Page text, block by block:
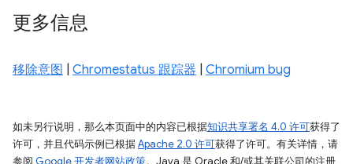
更多信息
移除意图 Chromestatus 跟踪器 Chromium bug
如未另行说明，那么本页面中的内容已根据知识共享署名 4.0 许可获得了
许可，并且代码示例已根据Apache 2.0 许可获得了许可。有关详情，请
参阅 Google 开发者网站政策。Java 是 Oracle 和/或其关联公司的注册